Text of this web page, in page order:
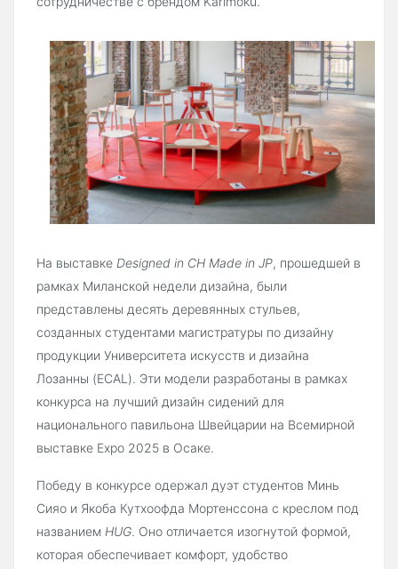
На выставке Designed in CH Made in JP, прошедшей в
рамках Миланской недели дизайна, были
представлены десять деревянных стульев,
созданных студентами магистратуры по дизайну
продукции Университета искусств и дизайна
Лозанны (ECAL). Эти модели разработаны в рамках
конкурса на лучший дизайн сидений для
национального павильона Швейцарии на Всемирной
выставке Expo 2025 в Осаке.
Победу в конкурсе одержал дуэт студентов Минь
Сияо и Якоба Кутхоофда Мортенссона с креслом под
названием HUG. Оно отличается изогнутой формой,
которая обеспечивает комфорт, удобство